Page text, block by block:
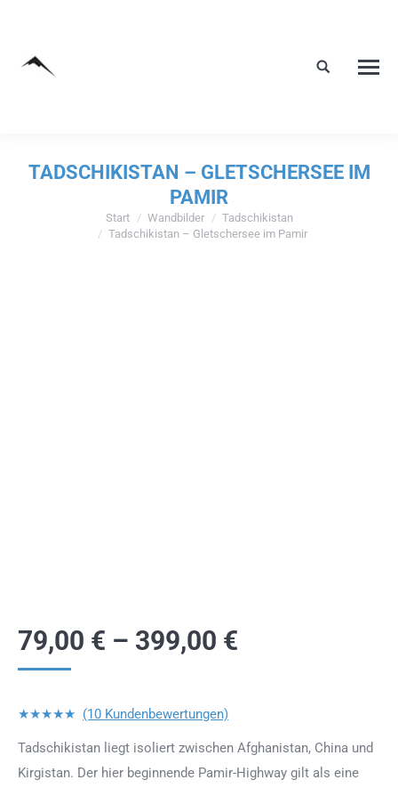
TADSCHIKISTAN – GLETSCHERSEE IM
PAMIR
Sie befinden sich hier:
Start Wandbilder
Tadschikistan
Tadschikistan – Gletschersee im Pamir
79,00 € – 399,00 €
★★★★★ (10 Kundenbewertungen)
Tadschikistan liegt isoliert zwischen Afghanistan, China und
Kirgistan. Der hier beginnende Pamir-Highway gilt als eine